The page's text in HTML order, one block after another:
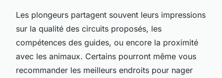
Les plongeurs partagent souvent leurs impressions
sur la qualité des circuits proposés, les
compétences des guides, ou encore la proximité
avec les animaux. Certains pourront même vous
recommander les meilleurs endroits pour nager